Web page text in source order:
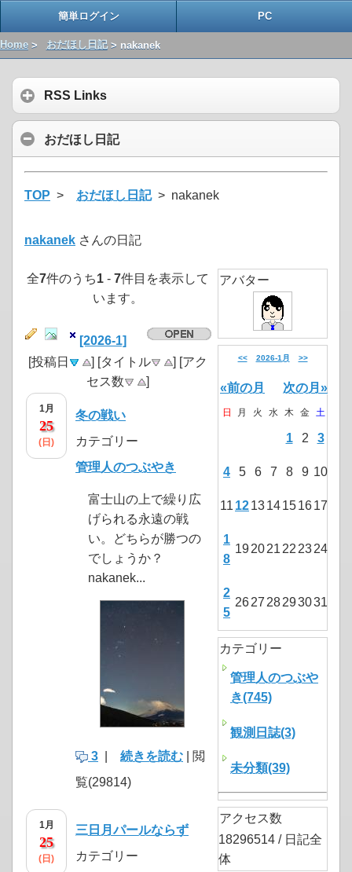
簡単ログイン PC
Home > おだほし日記> nakanek
RSS Links
おだほし日記
TOP > おだほし日記> nakanek
nakanek さんの日記
全7件のうち1 - 7件目を表示して
います。
[2026-1]
[投稿日
] [タイトル
] [アク
セス数
]
1月
25
(日)
冬の戦い
カテゴリー
管理人のつぶやき
富士山の上で繰り広
げられる永遠の戦
い。どちらが勝つの
でしょうか？
nakanek...
3 続きを読む | 閲
覧(29814)
1月
25
(日)
三日月パールならず
カテゴリー
アバター
<< 2026-1月 >>
«前の月 次の月»
日 月 火 水 木 金 土
1 2 3
4 5 6 7 8 9 10
11 121314151617
1
8
192021 22 2324
2
5
2627 28293031
カテゴリー
管理人のつぶや
き(745)
観測日誌(3)
未分類(39)
アクセス数
18296514 / 日記全
体